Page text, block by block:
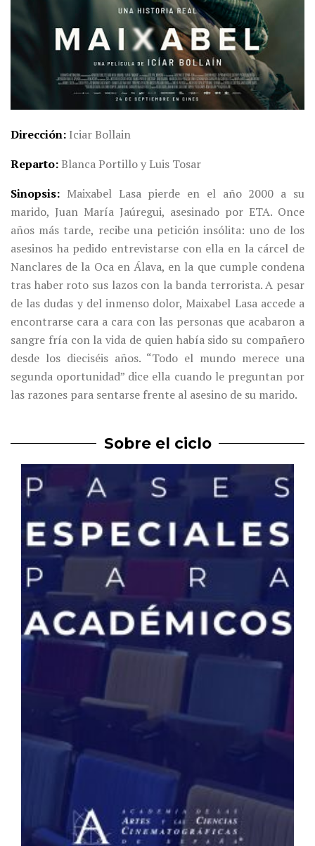
Dirección Iciar Bollain
Reparto Blanca Portillo y Luis Tosar
Sinopsis
Maixabel Lasa pierde en el año 2000 a su
marido, Juan María Jaúregui, asesinado por ETA. Once
años más tarde, recibe una petición insólita: uno de los
asesinos ha pedido entrevistarse con ella en la cárcel de
Nanclares de la Oca en Álava, en la que cumple condena
tras haber roto sus lazos con la banda terrorista. A pesar
de las dudas y del inmenso dolor, Maixabel Lasa accede a
encontrarse cara a cara con las personas que acabaron a
sangre fría con la vida de quien había sido su compañero
desde los dieciséis años. “Todo el mundo merece una
segunda oportunidad” dice ella cuando le preguntan por
las razones para sentarse frente al asesino de su marido.
Sobre el ciclo